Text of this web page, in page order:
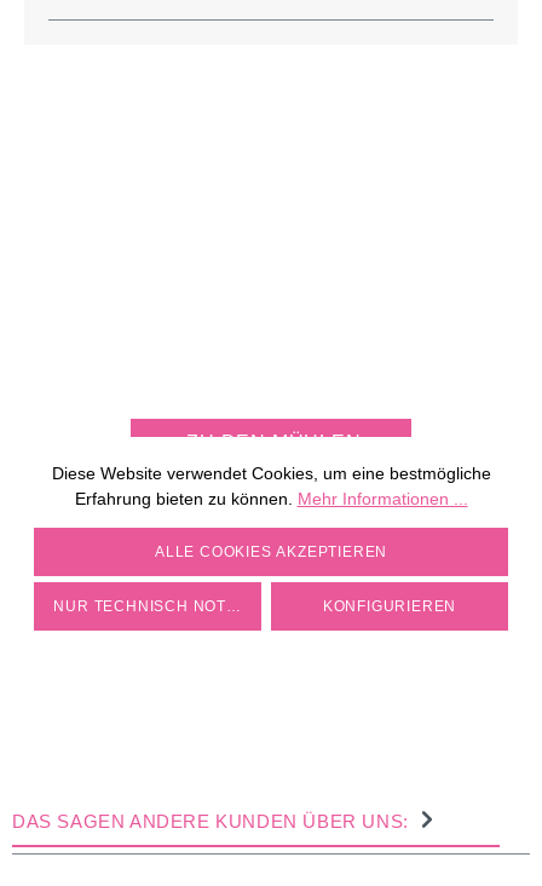
ZU DEN MÜHLEN
DAS SAGEN ANDERE KUNDEN ÜBER UNS:
Diese Website verwendet Cookies, um eine bestmögliche
Erfahrung bieten zu können. Mehr Informationen ...
COOKIE-EINSTELLUNGEN
ALLE COOKIES AKZEPTIEREN
NUR TECHNISCH NOTWENDIGE KONFIGURIEREN